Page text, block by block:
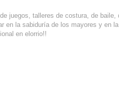
juegos, talleres de costura, de
en la sabiduría de los mayores y en
en elorrio!!